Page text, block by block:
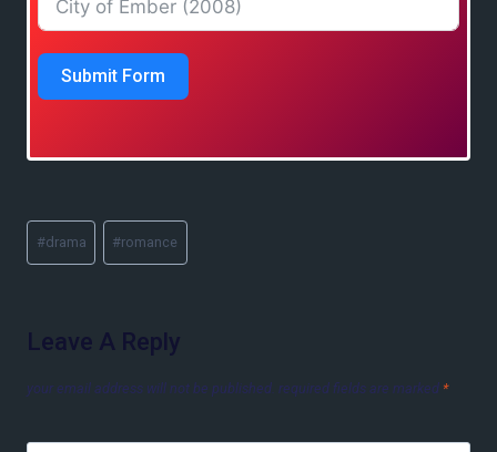
Submit Form
#drama #romance
Leave A Reply
your email address will not be published. required fields are marked *